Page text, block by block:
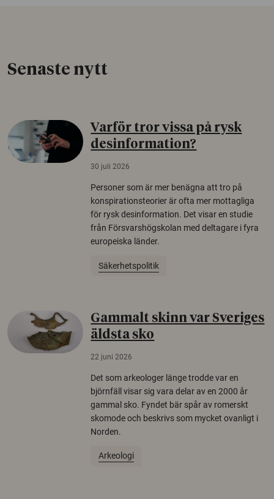
Senaste nytt
Varför tror vissa på rysk
desinformation?
30 juli 2026
Personer som är mer benägna att tro på
konspirationsteorier är ofta mer mottagliga
för rysk desinformation. Det visar en studie
från Försvarshögskolan med deltagare i fyra
europeiska länder.
Säkerhetspolitik
Gammalt skinn var Sveriges
äldsta sko
22 juni 2026
Det som arkeologer länge trodde var en
björnfäll visar sig vara delar av en 2000 år
gammal sko. Fyndet bär spår av romerskt
skomode och beskrivs som mycket ovanligt i
Norden.
Arkeologi